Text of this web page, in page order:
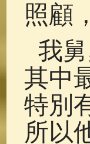
照顧
我
其中
特別
所以